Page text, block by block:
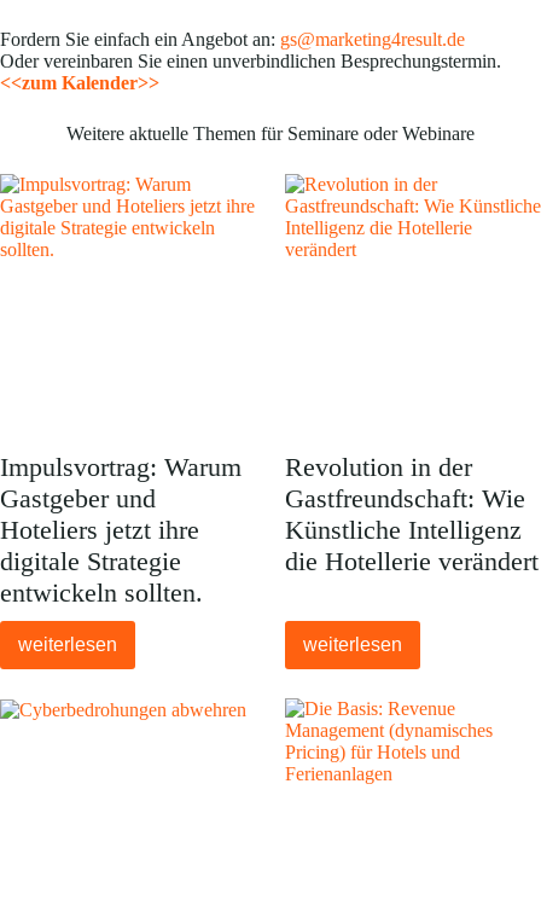
Fordern Sie einfach ein Angebot an: gs@marketing4result.de
Oder vereinbaren Sie einen unverbindlichen Besprechungstermin.
<<zum Kalender>>
Weitere aktuelle Themen für Seminare oder Webinare
Impulsvortrag: Warum
Gastgeber und
Hoteliers jetzt ihre
digitale Strategie
entwickeln sollten.
weiterlesen
Revolution in der
Gastfreundschaft: Wie
Künstliche Intelligenz
die Hotellerie verändert
weiterlesen